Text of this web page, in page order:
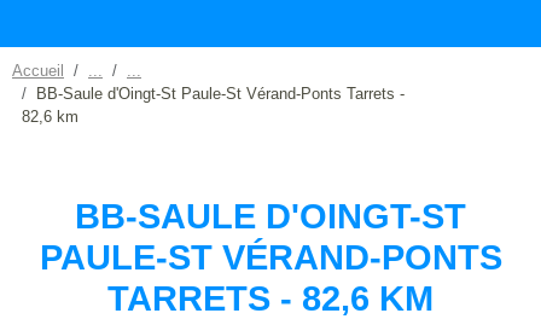
Accueil
BB-Saule d'Oingt-St Paule-St Vérand-Ponts Tarrets -
82,6 km
BB-SAULE D'OINGT-ST
PAULE-ST VÉRAND-PONTS
TARRETS - 82,6 KM